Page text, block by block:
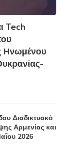
Tech
Ηνωμένου
Διαδικτυακό
Αρμενίας και
2026